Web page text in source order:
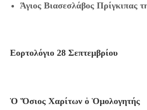
Άγιος Βιασεσλάβος Πρίγκιπας
Εορτολόγιο 28 Σεπτεμβρίου
Ὁ Ὅσιος Χαρίτων ὁ Ὁμολογητής